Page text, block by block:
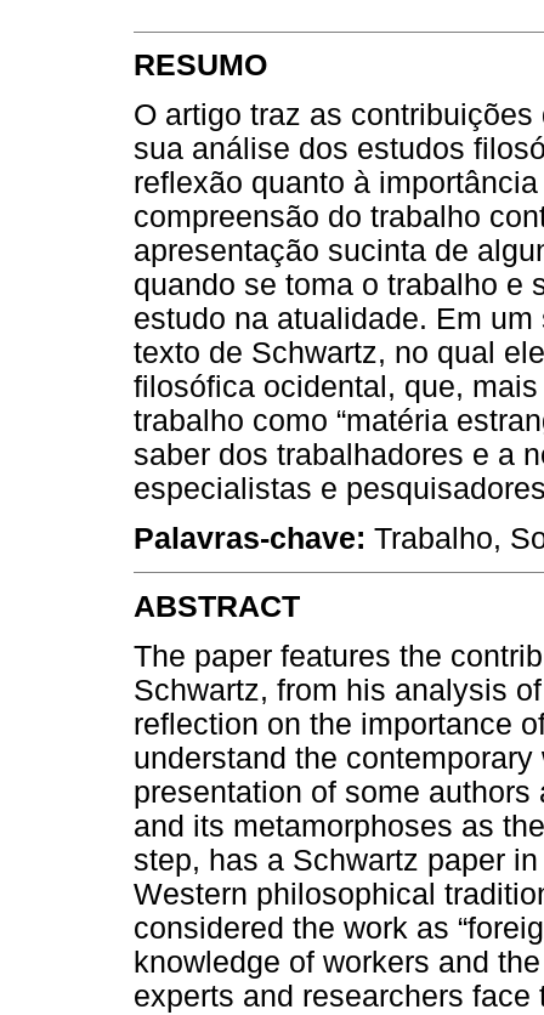
RESUMO
O artigo traz as
sua análise dos estudos
reflexão quanto à
compreensão do trabalho
apresentação sucinta de
quando se toma o trabalho e
estudo na atualidade. Em
texto de Schwartz, no qual
filosófica ocidental, que,
trabalho como “matéria
saber dos trabalhadores e a
especialistas e
Palavras-chave: Trabalho,
ABSTRACT
The paper features the
Schwartz, from his analysis
reflection on the importance
understand the
presentation of some
and its metamorphoses as
step, has a Schwartz paper
Western philosophical
considered the work as
knowledge of workers and
experts and researchers face